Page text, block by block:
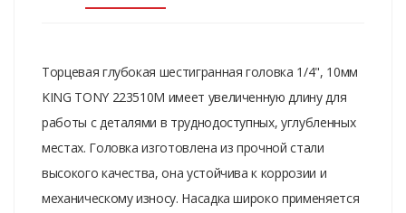
Торцевая глубокая шестигранная головка 1/4", 10мм
KING TONY 223510M имеет увеличенную длину для
работы с деталями в труднодоступных, углубленных
местах. Головка изготовлена из прочной стали
высокого качества, она устойчива к коррозии и
механическому износу. Насадка широко применяется